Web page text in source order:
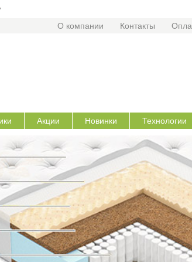
О компании
Контакты
Акции Новинки Технологии